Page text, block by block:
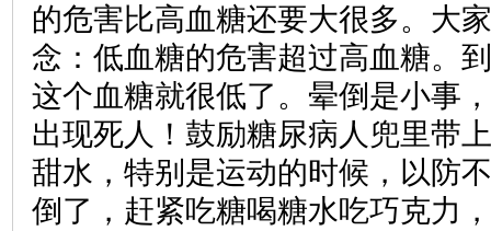
的危害比高血糖还要大很多。大
念：低血糖的危害超过高血糖。
这个血糖就很低了。晕倒是小事
出现死人！鼓励糖尿病人兜里带
甜水，特别是运动的时候，以防
倒了，赶紧吃糖喝糖水吃巧克力